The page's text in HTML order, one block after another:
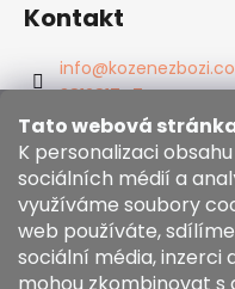
Tato webová
K personalizaci
sociálních médií a
využíváme soubory
web používáte,
sociální média, inzerci
Kontakt
info@
381281747
603225633
https://
Informace pro